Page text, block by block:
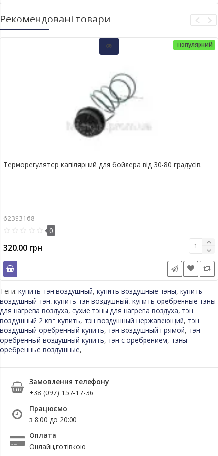
Рекомендовані товари
Популярний
Терморегулятор капілярний для бойлера від 30-80 градусів.
62393168
0
320.00 грн
Теги: купить тэн воздушный, купить воздушные тэны, купить
воздушный тэн, купить тэн воздушный, купить оребренные тэны
для нагрева воздуха, сухие тэны для нагрева воздуха, тэн
воздушный 2 квт купить, тэн воздушный нержавеющий, тэн
воздушный оребренный купить, тэн воздушный прямой, тэн
оребренный воздушный купить, тэн с оребрением, тэны
оребренные воздушные,
Замовлення телефону
+38 (097) 157-17-36
Працюємо
з 8:00 до 20:00
Оплата
Онлайн,готівкою